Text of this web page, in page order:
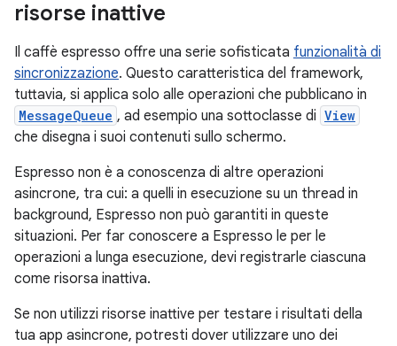
risorse inattive
Il caffè espresso offre una serie sofisticata funzionalità di
sincronizzazione. Questo caratteristica del framework,
tuttavia, si applica solo alle operazioni che pubblicano in
MessageQueue , ad esempio una sottoclasse di View
che disegna i suoi contenuti sullo schermo.
Espresso non è a conoscenza di altre operazioni
asincrone, tra cui: a quelli in esecuzione su un thread in
background, Espresso non può garantiti in queste
situazioni. Per far conoscere a Espresso le per le
operazioni a lunga esecuzione, devi registrarle ciascuna
come risorsa inattiva.
Se non utilizzi risorse inattive per testare i risultati della
tua app asincrone, potresti dover utilizzare uno dei